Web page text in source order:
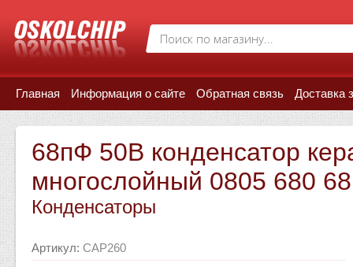
Главная Информация о сайте Обратная связь Доставка
68пФ 50В конденсатор
многослойный 0805 680
Конденсаторы
Артикул: CAP260